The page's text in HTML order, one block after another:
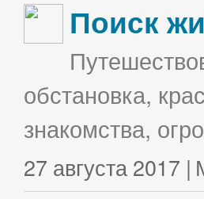
Поиск
обстановка,
знакомства,
27 августа 2017 |